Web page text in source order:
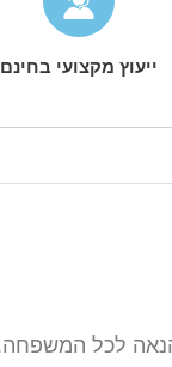
ייעוץ מקצועי בחינם